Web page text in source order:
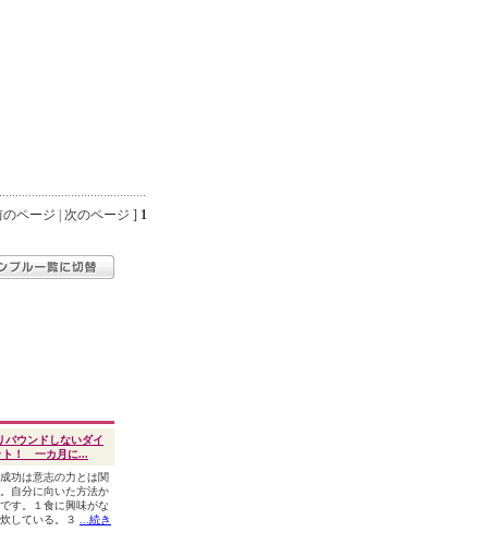
ページ | 次のページ ] 1
バウンドしないダイ
ト！ 一カ月に...
功は意志の力とは関
自分に向いた方法か
す。１食に興味がな
している。３
...続き